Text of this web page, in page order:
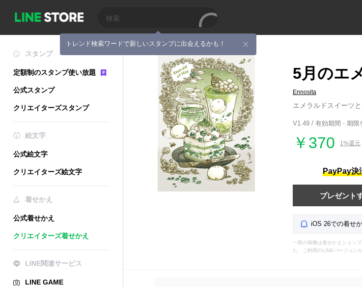
トレンド検索ワードで新しいスタンプに出会えるかも！
スタンプ
定額制のスタンプ使い放題
公式スタンプ
クリエイターズスタンプ
絵文字
公式絵文字
クリエイターズ絵文字
着せかえ
公式着せかえ
クリエイターズ着せかえ
LINE関連サービス
LINE GAME
5月のエ
Ennosita
エメラルドスイーツと
V1.49 / 有効期間 - 期限
￥370 1%還元
PayPay決
プレゼント
iOS 26での着せ
一部の画像は着せかえショッ
た、ご利用のLINEバージョン